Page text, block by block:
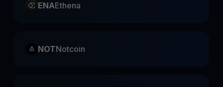
ENAEthena
NOTNotcoin